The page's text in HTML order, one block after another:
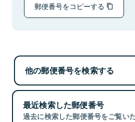
郵便番号をコピーする
他の郵便番号を検索する
最近検索した郵便番号
過去に検索した郵便番号をご覧い